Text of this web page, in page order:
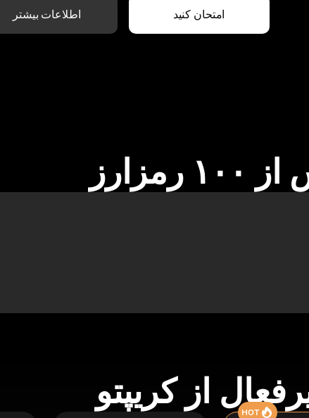
امتحان کنید اطلاعات بیشتر
از کریپتو
HOT